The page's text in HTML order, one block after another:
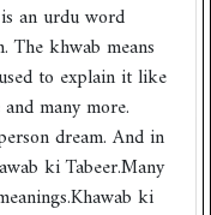
an urdu word
The khwab means
to explain it like
many more.
dream. And in
ki Tabeer.Many
ki